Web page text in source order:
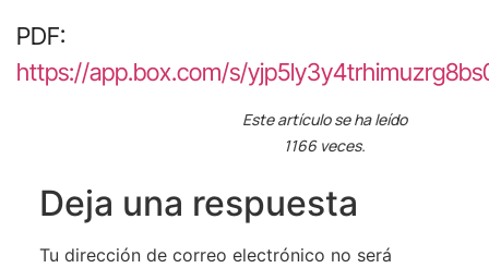
PDF:
https://app.box.com/s/
Este artículo se ha leído
1166 veces.
Deja una respuesta
Tu dirección de correo electrónico no será